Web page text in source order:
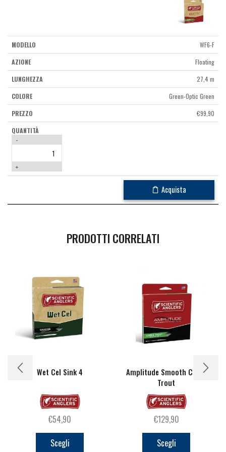
WF6-F
Floating
27,4 m
Green-Optic Green
€99,90
-
+
Acquista
PRODOTTI CORRELATI
Wet Cel Sink 4
€54,90
Scegli
Questo
Amplitude Smooth Creek
Trout
€129,90
Scegli
Questo